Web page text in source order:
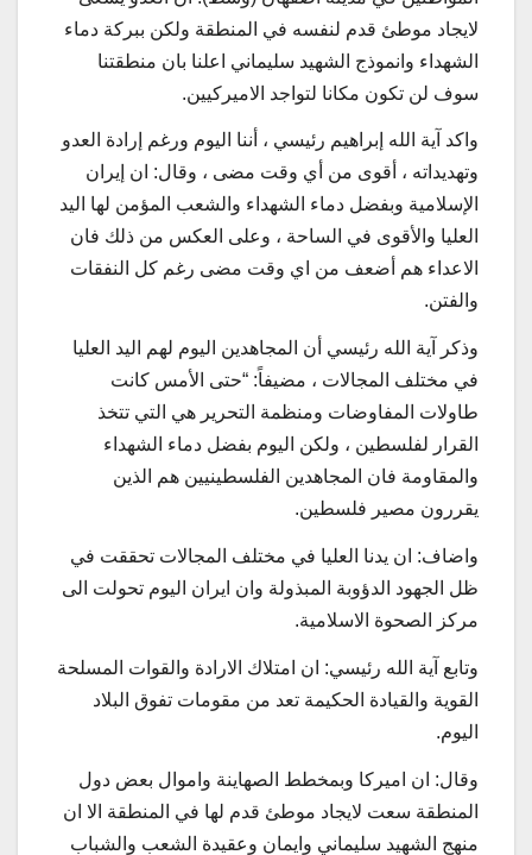
لايجاد موطئ قدم لنفسه في المنطقة ولكن ببركة دماء
الشهداء وانموذج الشهيد سليماني اعلنا بان منطقتنا
سوف لن تكون مكانا لتواجد الاميركيين.
واكد آية الله إبراهيم رئيسي ، أننا اليوم ورغم إرادة العدو
وتهديداته ، أقوى من أي وقت مضى ، وقال: ان إيران
الإسلامية وبفضل دماء الشهداء والشعب المؤمن لها اليد
العليا والأقوى في الساحة ، وعلى العكس من ذلك فان
الاعداء هم أضعف من اي وقت مضى رغم كل النفقات
والفتن.
وذكر آية الله رئيسي أن المجاهدين اليوم لهم اليد العليا
في مختلف المجالات ، مضيفاً: “حتى الأمس كانت
طاولات المفاوضات ومنظمة التحرير هي التي تتخذ
القرار لفلسطين ، ولكن اليوم بفضل دماء الشهداء
والمقاومة فان المجاهدين الفلسطينيين هم الذين
يقررون مصير فلسطين.
واضاف: ان يدنا العليا في مختلف المجالات تحققت في
ظل الجهود الدؤوبة المبذولة وان ايران اليوم تحولت الى
مركز الصحوة الاسلامية.
وتابع آية الله رئيسي: ان امتلاك الارادة والقوات المسلحة
القوية والقيادة الحكيمة تعد من مقومات تفوق البلاد
اليوم.
وقال: ان اميركا وبمخطط الصهاينة واموال بعض دول
المنطقة سعت لايجاد موطئ قدم لها في المنطقة الا ان
منهج الشهيد سليماني وايمان وعقيدة الشعب والشباب